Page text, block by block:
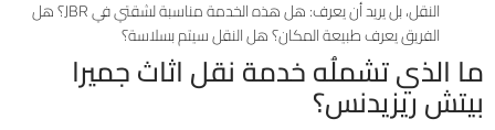
النقل، بل يريد أن يعرف: هل هذه الخدمة مناسبة لشقتي في JBR؟ هل
الفريق يعرف طبيعة المكان؟ هل النقل سيتم بسلاسة؟
ما الذي تشملُه خدمة نقل اثاث جميرا
بيتش ريزيدنس؟